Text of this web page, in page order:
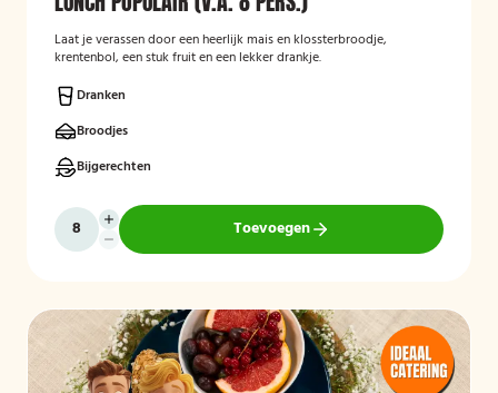
Laat je verassen door een heerlijk mais en klossterbroodje,
krentenbol, een stuk fruit en een lekker drankje.
Dranken
Broodjes
Bijgerechten
Toevoegen